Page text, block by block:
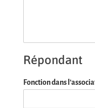
Répondant
Fonction dans